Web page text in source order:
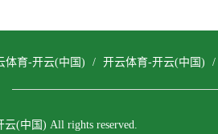
体育-开云(中国) / 开云体育-开云(中国) /
(中国) All rights reserved.